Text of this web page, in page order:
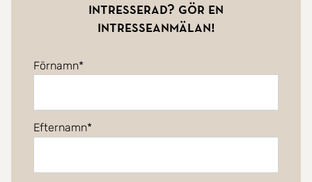
Intresserad? Gör en
intresseanmälan!
Förnamn
Efternamn